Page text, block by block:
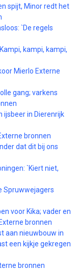
spijt, Minor redt het
`De regels
kampi, kampi,
Mierlo Externe
gang; varkens
ijsbeer in Dierenrijk
bronnen
dat dit bij ons
`Kiert niet,
Spruwwejagers
voor Kika; vader en
bronnen
aan nieuwbouw in
een kijkje gekregen
bronnen